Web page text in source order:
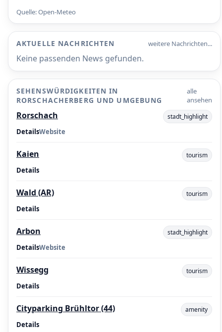
Quelle: Open-Meteo
AKTUELLE NACHRICHTEN weitere Nachrichten...
Keine passenden News gefunden.
SEHENSWÜRDIGKEITEN IN
RORSCHACHERBERG UND UMGEBUNG
alle
ansehen
Rorschach stadt_highlight
DetailsWebsite
Kaien tourism
Details
Wald (AR) tourism
Details
Arbon stadt_highlight
DetailsWebsite
Wissegg tourism
Details
Cityparking Brühltor (44) amenity
Details